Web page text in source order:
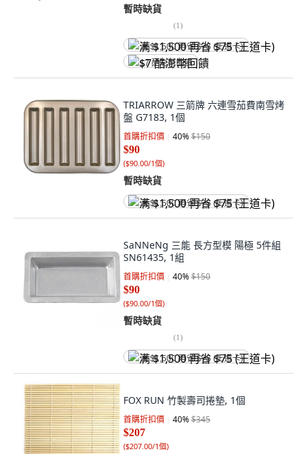
暫時缺貨
(1)
满 $1,500 再省 $75 (王道卡)
$7 酷澎幣回饋
TRIARROW 三箭牌 六連雪茄費南雪烤
盤 G7183, 1個
首購折扣價 40%$150
$90
($90.00/1個)
暫時缺貨
满 $1,500 再省 $75 (王道卡)
SaNNeNg 三能 長方型模 陽極 5件組
SN61435, 1組
首購折扣價 40%$150
$90
($90.00/1個)
暫時缺貨
(1)
满 $1,500 再省 $75 (王道卡)
FOX RUN 竹製壽司捲墊, 1個
首購折扣價 40%$345
$207
($207.00/1個)